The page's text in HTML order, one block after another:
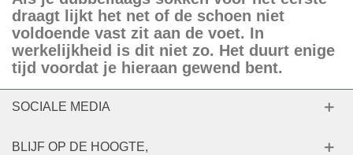
draagt lijkt het net of de schoen niet
voldoende vast zit aan de voet. In
werkelijkheid is dit niet zo. Het duurt enige
tijd voordat je hieraan gewend bent.
SOCIALE MEDIA
BLIJF OP DE HOOGTE,